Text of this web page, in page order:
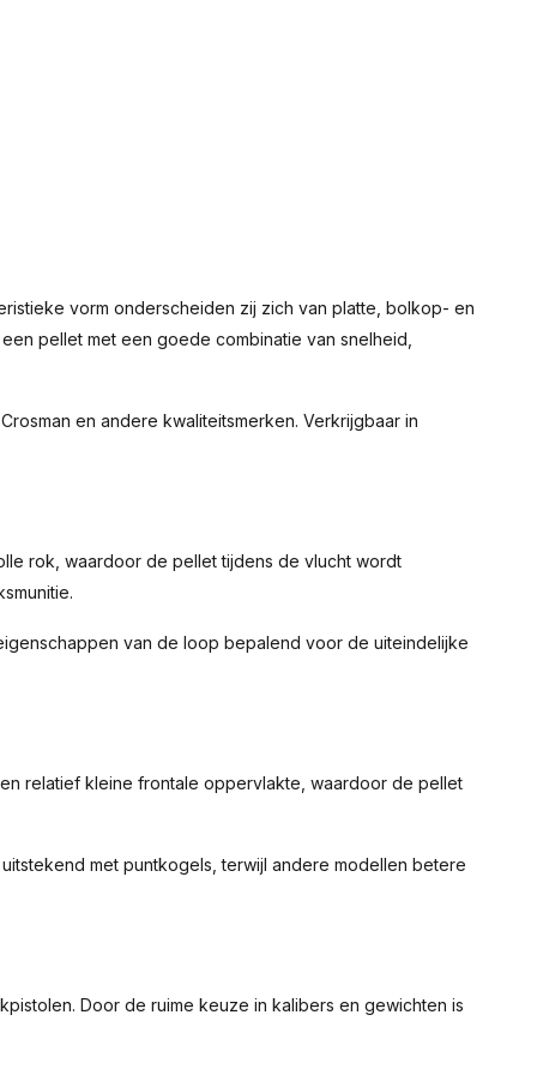
vorm onderscheiden zij zich van platte, bolkop- en
pellet met een goede combinatie van snelheid,
en andere kwaliteitsmerken. Verkrijgbaar in
rok, waardoor de pellet tijdens de vlucht wordt
van de loop bepalend voor de uiteindelijke
relatief kleine frontale oppervlakte, waardoor de pellet
met puntkogels, terwijl andere modellen betere
Door de ruime keuze in kalibers en gewichten is